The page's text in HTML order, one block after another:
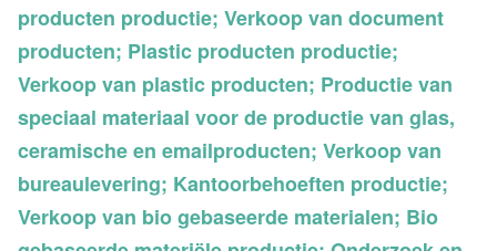
producten productie; Verkoop van document
producten; Plastic producten productie;
Verkoop van plastic producten; Productie van
speciaal materiaal voor de productie van glas,
ceramische en emailproducten; Verkoop van
bureaulevering; Kantoorbehoeften productie;
Verkoop van bio gebaseerde materialen; Bio